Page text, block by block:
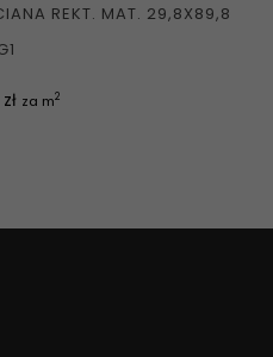
REKT. MAT. 29,8X89,8
za m2